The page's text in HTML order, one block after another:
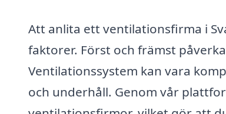
Att anlita ett ventilationsfirma i
faktorer. Först och främst
Ventilationssystem kan vara
och underhåll. Genom vår